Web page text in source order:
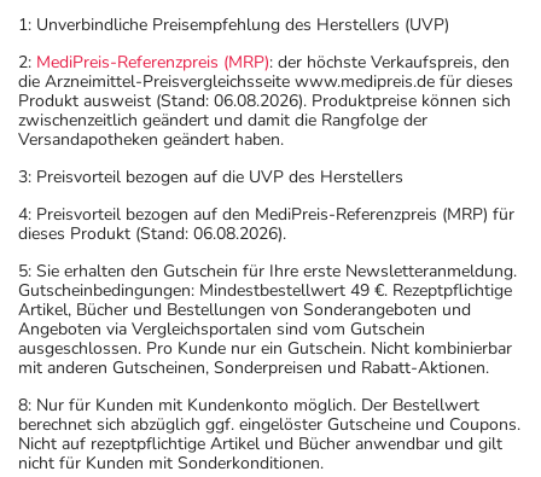
1: Unverbindliche Preisempfehlung des Herstellers (UVP)
2: MediPreis-Referenzpreis (MRP): der höchste Verkaufspreis, den
die Arzneimittel-Preisvergleichsseite www.medipreis.de für dieses
Produkt ausweist (Stand: 06.08.2026). Produktpreise können sich
zwischenzeitlich geändert und damit die Rangfolge der
Versandapotheken geändert haben.
3: Preisvorteil bezogen auf die UVP des Herstellers
4: Preisvorteil bezogen auf den MediPreis-Referenzpreis (MRP) für
dieses Produkt (Stand: 06.08.2026).
5: Sie erhalten den Gutschein für Ihre erste Newsletteranmeldung.
Gutscheinbedingungen: Mindestbestellwert 49 €. Rezeptpflichtige
Artikel, Bücher und Bestellungen von Sonderangeboten und
Angeboten via Vergleichsportalen sind vom Gutschein
ausgeschlossen. Pro Kunde nur ein Gutschein. Nicht kombinierbar
mit anderen Gutscheinen, Sonderpreisen und Rabatt-Aktionen.
8: Nur für Kunden mit Kundenkonto möglich. Der Bestellwert
berechnet sich abzüglich ggf. eingelöster Gutscheine und Coupons.
Nicht auf rezeptpflichtige Artikel und Bücher anwendbar und gilt
nicht für Kunden mit Sonderkonditionen.